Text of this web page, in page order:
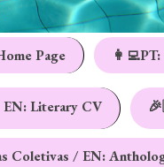
Page
Literary CV
Coletivas / EN: